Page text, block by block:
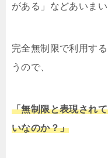
がある」などあいま
完全無制限で利用す
うので、
「無制限と表現され
いなのか？」